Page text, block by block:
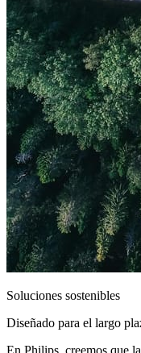
Soluciones sostenibles
Diseñado para el largo
En Philips, creemos que